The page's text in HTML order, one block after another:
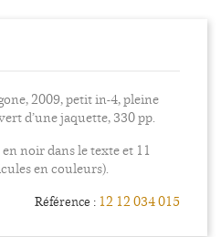
2009, petit in-4, pleine
d’une jaquette, 330 pp.
noir dans le texte et 11
en couleurs).
Référence : 12 12 034 015